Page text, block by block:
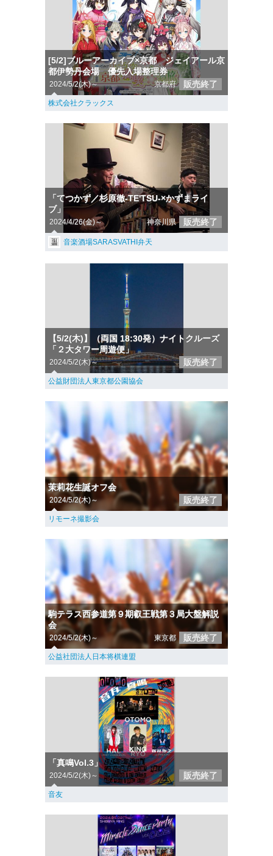
[5/2]ブルーアーカイブ×京都 ジェイアール京
都伊勢丹会場 優先入場整理券
2024/5/2(木)～ 京都府 販売終了
株式会社クラックス
「てつかず／杉原徹-TE'TSU-×かずまライ
ブ」
2024/4/26(金)～ 神奈川県 販売終了
音楽酒場SARASVATHI弁天
【5/2(木)】（両国 18:30発）ナイトクルーズ
「２大タワー周遊便」
2024/5/2(木)～ 販売終了
公益財団法人東京都公園協会
茉莉花生誕オフ会
2024/5/2(木)～ 販売終了
リモーネ撮影会
駒テラス西参道第９期叡王戦第３局大盤解説
会
2024/5/2(木)～ 東京都 販売終了
公益社団法人日本将棋連盟
「真鳴Vol.3」
2024/5/2(木)～ 販売終了
音友